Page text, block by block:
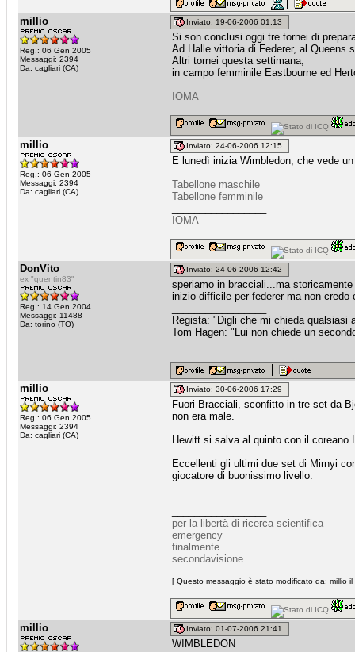
millio
Reg.: 06 Gen 2005
Messaggi: 2394
Da: cagliari (CA)
Inviato: 19-06-2006 01:13
Si son conclusi oggi tre tornei di
Ad Halle vittoria di Federer, al Queens
Altri tornei questa settimana;
in campo femminile Eastbourne ed
IOMA
millio
Reg.: 06 Gen 2005
Messaggi: 2394
Da: cagliari (CA)
Inviato: 24-06-2006 12:15
E lunedì inizia Wimbledon, che vede
Tabellone maschile
Tabellone femminile
IOMA
DonVito
ex "quentin83"
Reg.: 14 Gen 2004
Messaggi: 11488
Da: torino (TO)
Inviato: 24-06-2006 12:42
speriamo in bracciali...ma
inizio difficile per federer ma non
Regista: "Digli che mi chieda qualsiasi
Tom Hagen: "Lui non chiede un
millio
Reg.: 06 Gen 2005
Messaggi: 2394
Da: cagliari (CA)
Inviato: 30-06-2006 17:29
Fuori Bracciali, sconfitto in tre set da
non era male.
Hewitt si salva al quinto con il coreano
Eccellenti gli ultimi due set di Mirnyi
giocatore di buonissimo livello.
per la libertà di ricerca scientifica
emergency
finalmente
secondavisione
[ Questo messaggio è stato modificato da: millio
millio Inviato: 01-07-2006 21:41
WIMBLEDON